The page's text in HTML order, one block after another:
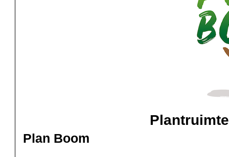
Plan Boom